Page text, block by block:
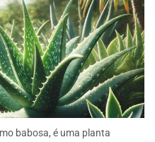
babosa, é uma planta